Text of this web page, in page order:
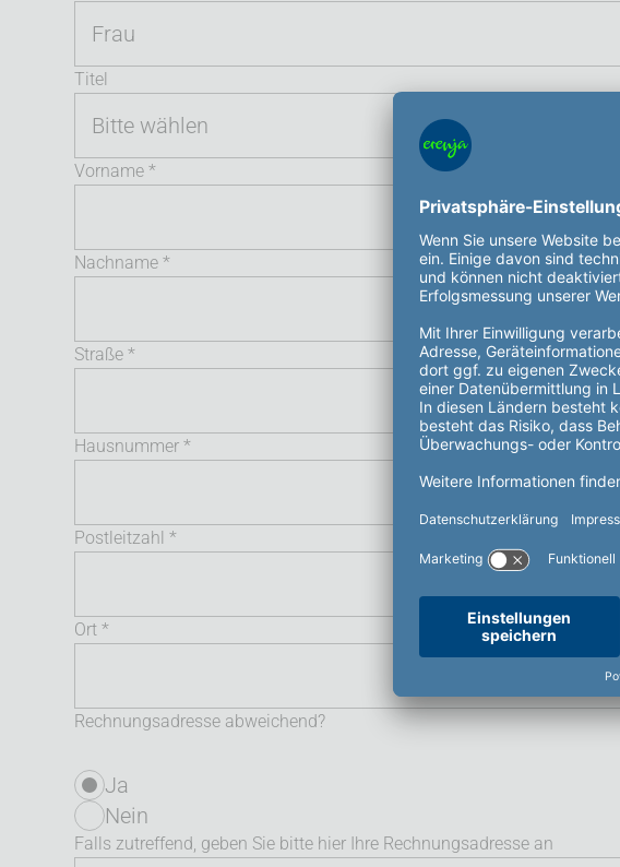
Titel
Vorname *
Nachname *
Straße *
Hausnummer *
Postleitzahl *
Ort *
Rechnungsadresse abweichend?
Ja
Nein
Falls zutreffend, geben Sie bitte hier Ihre Rechnungsadresse an